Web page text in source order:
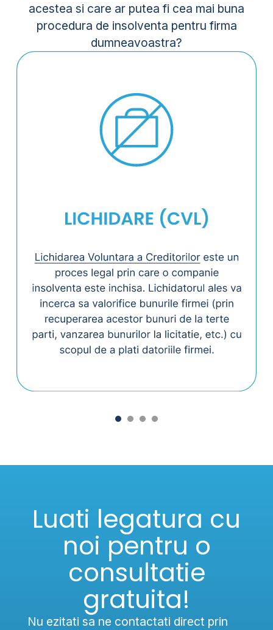
acestea si care ar putea fi cea mai buna
procedura de insolventa pentru firma
dumneavoastra?
Luati legatura cu
noi pentru o
consultatie
gratuita!
Nu ezitati sa ne contactati direct prin